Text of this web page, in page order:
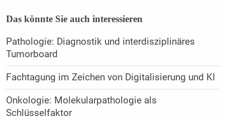
Das könnte Sie auch interessieren
Pathologie: Diagnostik und interdisziplinäres
Tumorboard
Fachtagung im Zeichen von Digitalisierung und KI
Onkologie: Molekularpathologie als
Schlüsselfaktor